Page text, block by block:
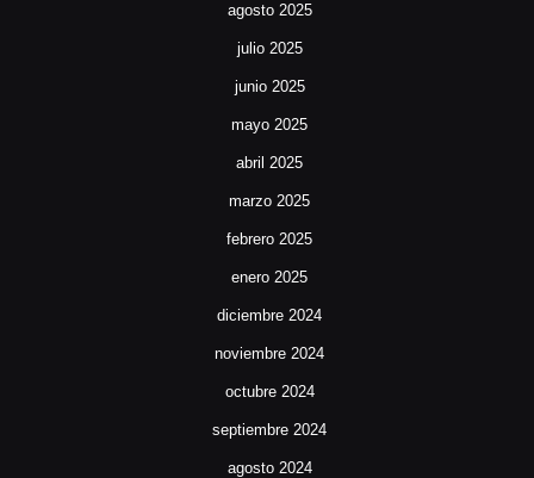
agosto 2025
julio 2025
junio 2025
mayo 2025
abril 2025
marzo 2025
febrero 2025
enero 2025
diciembre 2024
noviembre 2024
octubre 2024
septiembre 2024
agosto 2024